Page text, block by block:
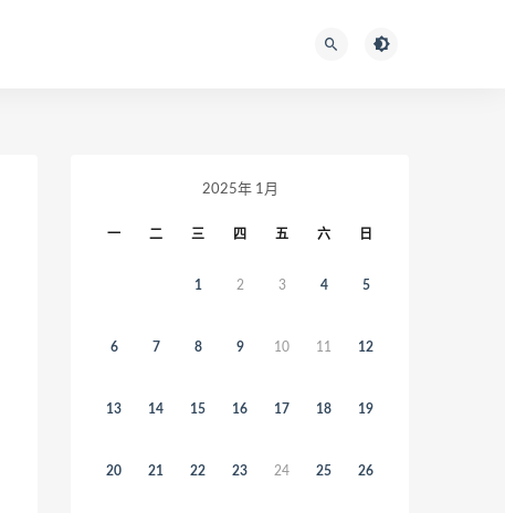
2025年 1月
一 二 三 四 五 六 日
1 2 3 4 5
6 7 8 9 10 11 12
13 14 15 16 17 18 19
20 21 22 23 24 25 26